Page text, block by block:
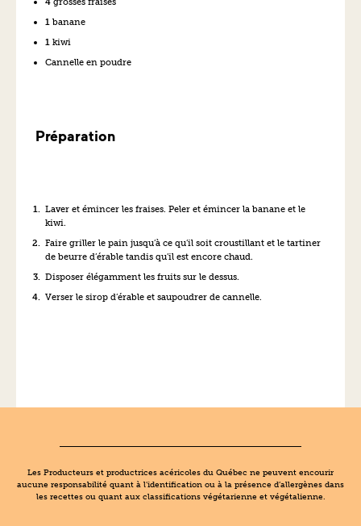
1 banane
1 kiwi
Cannelle en poudre
Préparation
Laver et émincer les fraises. Peler et émincer la banane et le
kiwi.
Faire griller le pain jusqu’à ce qu’il soit croustillant et le tartiner
de beurre d’érable tandis qu’il est encore chaud.
Disposer élégamment les fruits sur le dessus.
Verser le sirop d’érable et saupoudrer de cannelle.
Les Producteurs et productrices acéricoles du Québec ne peuvent encourir
aucune responsabilité quant à l’identification ou à la présence d’allergènes dans
les recettes ou quant aux classifications végétarienne et végétalienne.